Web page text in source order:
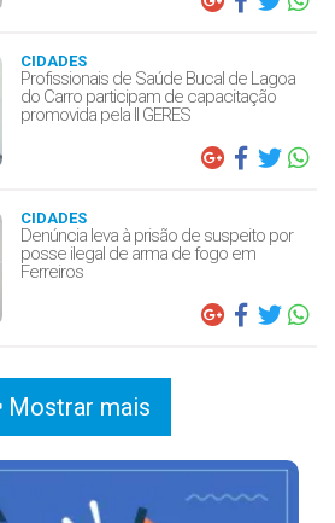
CIDADES
Profissionais de Saúde Bucal de Lagoa
do Carro participam de capacitação
promovida pela II GERES
CIDADES
Denúncia leva à prisão de suspeito por
posse ilegal de arma de fogo em
Ferreiros
Mostrar mais